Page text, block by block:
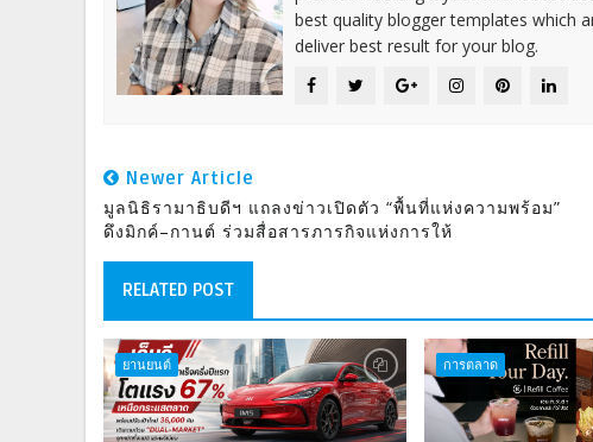
best quality blogger templates which
deliver best result for your blog.
Newer Article
มูลนิธิรามาธิบดีฯ แถลงข่าวเปิดตัว “พื้นที่แห่งความพร้อม”
ดึงมิกค์–กานต์ ร่วมสื่อสารภารกิจแห่งการให้
RELATED POST
ยานยนต์ การตลาด